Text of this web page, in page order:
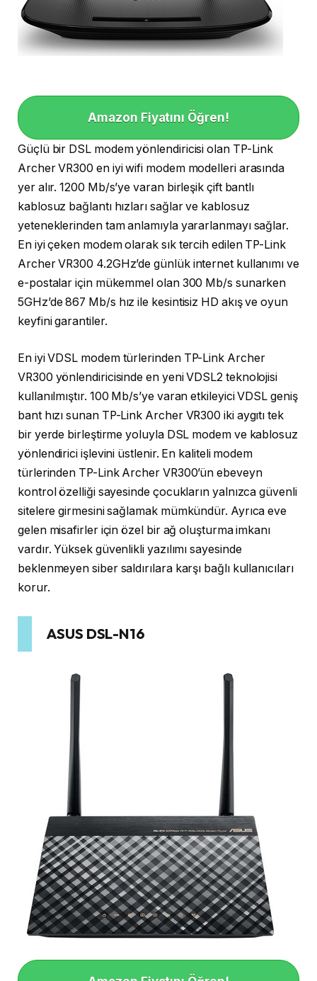
Amazon Fiyatını Öğren!
Güçlü bir DSL modem yönlendiricisi olan TP-Link
Archer VR300 en iyi wifi modem modelleri arasında
yer alır. 1200 Mb/s’ye varan birleşik çift bantlı
kablosuz bağlantı hızları sağlar ve kablosuz
yeteneklerinden tam anlamıyla yararlanmayı sağlar.
En iyi çeken modem olarak sık tercih edilen TP-Link
Archer VR300 4.2GHz’de günlük internet kullanımı ve
e-postalar için mükemmel olan 300 Mb/s sunarken
5GHz’de 867 Mb/s hız ile kesintisiz HD akış ve oyun
keyfini garantiler.
En iyi VDSL modem türlerinden TP-Link Archer
VR300 yönlendiricisinde en yeni VDSL2 teknolojisi
kullanılmıştır. 100 Mb/s’ye varan etkileyici VDSL geniş
bant hızı sunan TP-Link Archer VR300 iki aygıtı tek
bir yerde birleştirme yoluyla DSL modem ve kablosuz
yönlendirici işlevini üstlenir. En kaliteli modem
türlerinden TP-Link Archer VR300’ün ebeveyn
kontrol özelliği sayesinde çocukların yalnızca güvenli
sitelere girmesini sağlamak mümkündür. Ayrıca eve
gelen misafirler için özel bir ağ oluşturma imkanı
vardır. Yüksek güvenlikli yazılımı sayesinde
beklenmeyen siber saldırılara karşı bağlı kullanıcıları
korur.
ASUS DSL-N16